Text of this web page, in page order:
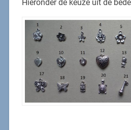
Hieronder de keuze uit de